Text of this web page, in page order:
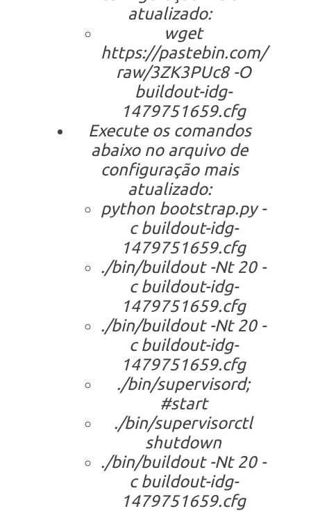
atualizado:
wget
https://pastebin.com/
raw/3ZK3PUc8 -O
buildout-idg-
1479751659.cfg
Execute os comandos
abaixo no arquivo de
configuração mais
atualizado:
python bootstrap.py -
c buildout-idg-
1479751659.cfg
./bin/buildout -Nt 20 -
c buildout-idg-
1479751659.cfg
./bin/buildout -Nt 20 -
c buildout-idg-
1479751659.cfg
./bin/supervisord;
#start
./bin/supervisorctl
shutdown
./bin/buildout -Nt 20 -
c buildout-idg-
1479751659.cfg